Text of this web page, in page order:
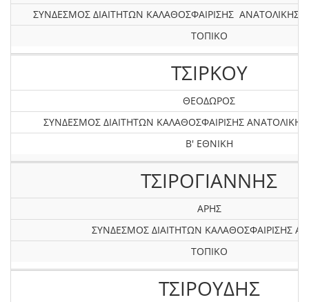
ΣΥΝΔΕΣΜΟΣ ΔΙΑΙΤΗΤΩΝ ΚΑΛΑΘΟΣΦΑΙΡΙΣΗΣ
ΤΟΠΙΚΟ
ΤΣΙΡΚΟΥ
ΘΕΟΔΩΡΟΣ
ΣΥΝΔΕΣΜΟΣ ΔΙΑΙΤΗΤΩΝ ΚΑΛΑΘΟΣΦΑΙΡΙΣΗΣ
Β' ΕΘΝΙΚΗ
ΤΣΙΡΟΓΙΑΝΝΗΣ
ΑΡΗΣ
ΣΥΝΔΕΣΜΟΣ ΔΙΑΙΤΗΤΩΝ ΚΑΛΑΘΟΣΦΑΙΡΙΣΗΣ
ΤΟΠΙΚΟ
ΤΣΙΡΟΥΔΗΣ